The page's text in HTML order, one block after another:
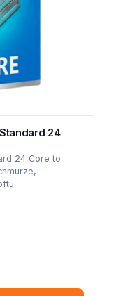
24
24 Core to